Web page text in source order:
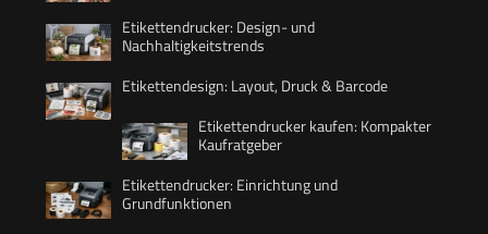
Etikettendrucker: Design- und
Nachhaltigkeitstrends
Etikettendesign: Layout, Druck & Barcode
Etikettendrucker kaufen: Kompakter
Kaufratgeber
Etikettendrucker: Einrichtung und
Grundfunktionen